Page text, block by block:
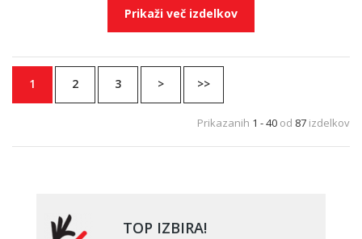
Prikaži več izdelkov
1 2 3 > >>
Prikazanih 1 - 40 od 87 izdelkov
TOP IZBIRA!